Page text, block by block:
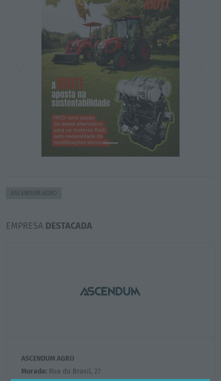
ASCENDUM AGRO
EMPRESA DESTACADA
ASCENDUM AGRO
Morada: Rua do Brasil, 27